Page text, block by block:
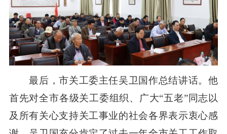
最后，市关工委主任吴卫国作总结讲话。他
首先对全市各级关工委组织、广大“五老”同志以
及所有关心支持关工事业的社会各界表示衷心感